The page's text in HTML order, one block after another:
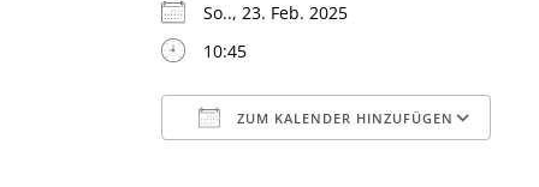
So.., 23. Feb. 2025
10:45
ZUM KALENDER HINZUFÜGEN